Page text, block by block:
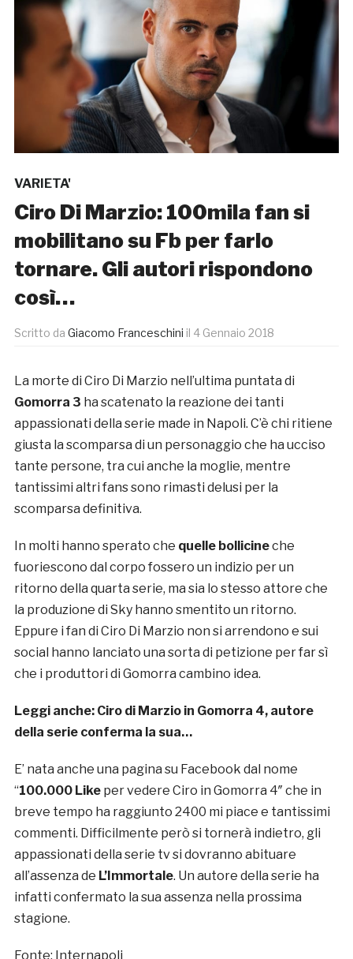
VARIETA'
Ciro Di Marzio: 100mila fan si
mobilitano su Fb per farlo
tornare. Gli autori rispondono
così…
Scritto da Giacomo Franceschini il 4 Gennaio 2018
La morte di Ciro Di Marzio nell’ultima puntata di
Gomorra 3 ha scatenato la reazione dei tanti
appassionati della serie made in Napoli. C’è chi ritiene
giusta la scomparsa di un personaggio che ha ucciso
tante persone, tra cui anche la moglie, mentre
tantissimi altri fans sono rimasti delusi per la
scomparsa definitiva.
In molti hanno sperato che quelle bollicineche
fuoriescono dal corpo fossero un indizio per un
ritorno della quarta serie, ma sia lo stesso attore che
la produzione di Sky hanno smentito un ritorno.
Eppure i fan di Ciro Di Marzio non si arrendono e sui
social hanno lanciato una sorta di petizione per far sì
che i produttori di Gomorra cambino idea.
Leggi anche: Ciro di Marzio in Gomorra 4, autore
della serie conferma la sua…
E’ nata anche una pagina su Facebook dal nome
“100.000 Likeper vedere Ciro in Gomorra 4″ che in
breve tempo ha raggiunto 2400 mi piace e tantissimi
commenti. Difficilmente però si tornerà indietro, gli
appassionati della serie tv si dovranno abituare
all’assenza de L’Immortale. Un autore della serie ha
infatti confermato la sua assenza nella prossima
stagione.
Fonte: Internapoli